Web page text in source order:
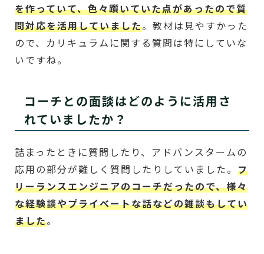
を作っていて、色々躓いていた点があったので質
問対応を活用していました。教材は見やすかった
ので、カリキュラムに関する質問は特にしていな
いですね。
コーチとの面談はどのように活用さ
れていましたか？
詰まったときに質問したり、アドバンスタームの
応用の部分が難しく質問したりしていました。 フ
リーランスエンジニアのコーチだったので、様々
な経験談やプライベートな話などの雑談もしてい
ました。